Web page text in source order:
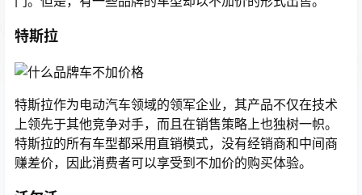
特斯拉
特斯拉作为电动汽车领域的领军企业，其产品不仅在技术
上领先于其他竞争对手，而且在销售策略上也独树一帜。
特斯拉的所有车型都采用直销模式，没有经销商和中间商
赚差价，因此消费者可以享受到不加价的购买体验。